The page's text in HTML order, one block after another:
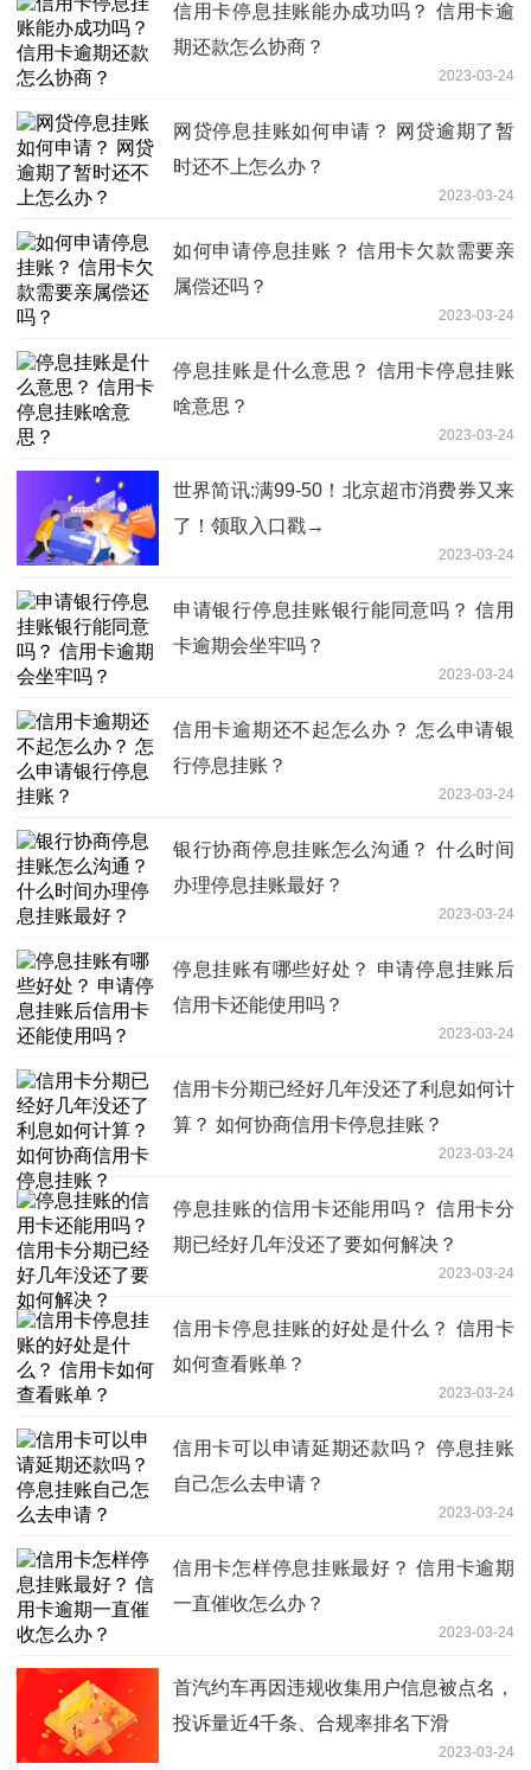
信用卡停息挂账能办成功吗？ 信用卡逾
期还款怎么协商？
2023-03-24
网贷停息挂账如何申请？ 网贷逾期了暂
时还不上怎么办？
2023-03-24
如何申请停息挂账？ 信用卡欠款需要亲
属偿还吗？
2023-03-24
停息挂账是什么意思？ 信用卡停息挂账
啥意思？
2023-03-24
世界简讯:满99-50！北京超市消费券又来
了！领取入口戳→
2023-03-24
申请银行停息挂账银行能同意吗？ 信用
卡逾期会坐牢吗？
2023-03-24
信用卡逾期还不起怎么办？ 怎么申请银
行停息挂账？
2023-03-24
银行协商停息挂账怎么沟通？ 什么时间
办理停息挂账最好？
2023-03-24
停息挂账有哪些好处？ 申请停息挂账后
信用卡还能使用吗？
2023-03-24
信用卡分期已经好几年没还了利息如何计
算？ 如何协商信用卡停息挂账？
2023-03-24
停息挂账的信用卡还能用吗？ 信用卡分
期已经好几年没还了要如何解决？
2023-03-24
信用卡停息挂账的好处是什么？ 信用卡
如何查看账单？
2023-03-24
信用卡可以申请延期还款吗？ 停息挂账
自己怎么去申请？
2023-03-24
信用卡怎样停息挂账最好？ 信用卡逾期
一直催收怎么办？
2023-03-24
首汽约车再因违规收集用户信息被点名，
投诉量近4千条、合规率排名下滑
2023-03-24